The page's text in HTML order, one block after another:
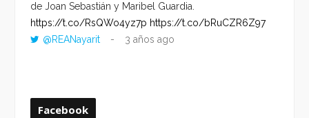
de Joan Sebastián y Maribel Guardia.
https://t.co/RsQWo4yz7p https://t.co/bRuCZR6Z97
@REANayarit
3 años ago
Facebook